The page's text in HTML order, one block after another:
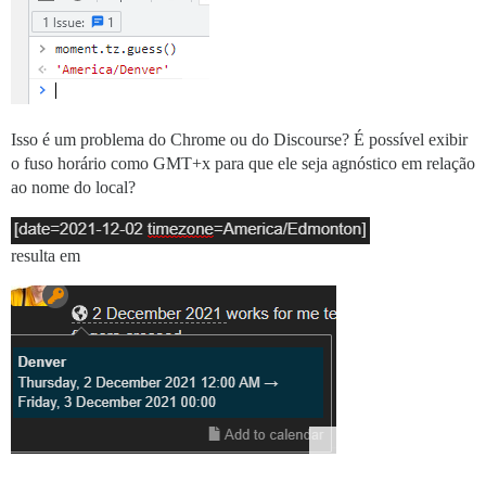
Isso é um problema do Chrome ou do Discourse? É possível exibir
o fuso horário como GMT+x para que ele seja agnóstico em relação
ao nome do local?
resulta em